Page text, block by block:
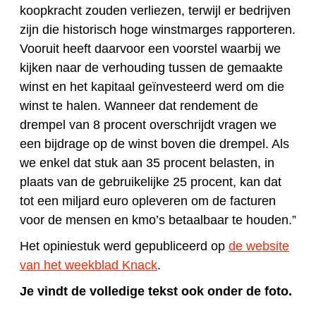
koopkracht zouden verliezen, terwijl er bedrijven
zijn die historisch hoge winstmarges rapporteren.
Vooruit heeft daarvoor een voorstel waarbij we
kijken naar de verhouding tussen de gemaakte
winst en het kapitaal geïnvesteerd werd om die
winst te halen. Wanneer dat rendement de
drempel van 8 procent overschrijdt vragen we
een bijdrage op de winst boven die drempel. Als
we enkel dat stuk aan 35 procent belasten, in
plaats van de gebruikelijke 25 procent, kan dat
tot een miljard euro opleveren om de facturen
voor de mensen en kmo’s betaalbaar te houden.”
Het opiniestuk werd gepubliceerd op de website
van het weekblad Knack.
Je vindt de volledige tekst ook onder de foto.